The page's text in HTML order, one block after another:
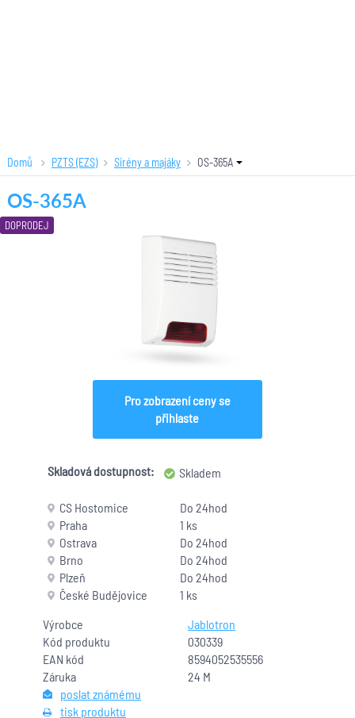
Domů PZTS (EZS) Sirény a majáky OS-365A
DOPRODEJ
OS-365A
Výrobce
Jablotron
Kód produktu
030339
EAN kód
8594052535556
Záruka
24 M
poslat známému
tisk produktu
Pro zobrazení ceny se
přihlaste
Skladová dostupnost: Skladem
CS Hostomice
Do 24hod
Praha
1 ks
Ostrava
Do 24hod
Brno
Do 24hod
Plzeň
Do 24hod
České Budějovice
1 ks